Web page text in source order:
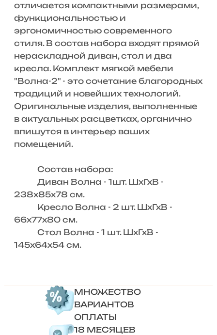
отличается компактными размерами,
функциональностью и
эргономичностью современного
стиля. В состав набора входят прямой
нераскладной диван, стол и два
кресла. Комплект мягкой мебели
"Волна-2" - это сочетание благородных
традиций и новейших технологий.
Оригинальные изделия, выполненные
в актуальных расцветках, органично
впишутся в интерьер ваших
помещений.
Состав набора:
Диван Волна - 1шт. ШхГхВ -
238х85х78 см.
Кресло Волна - 2 шт. ШхГхВ -
66х77х80 см.
Стол Волна - 1 шт. ШхГхВ -
145х64х54 см.
МНОЖЕСТВО
ВАРИАНТОВ
ОПЛАТЫ
18 МЕСЯЦЕВ